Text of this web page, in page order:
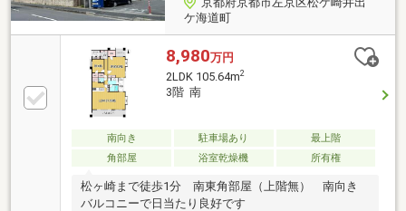
ケ海道町
8,980万円
2LDK 105.64m2
3階 南
南向き 駐車場あり
最上階
角部屋
浴室乾燥機 所有権
松ヶ崎まで徒歩1分 南東角部屋（上階無） 南向き
バルコニーで日当たり良好です